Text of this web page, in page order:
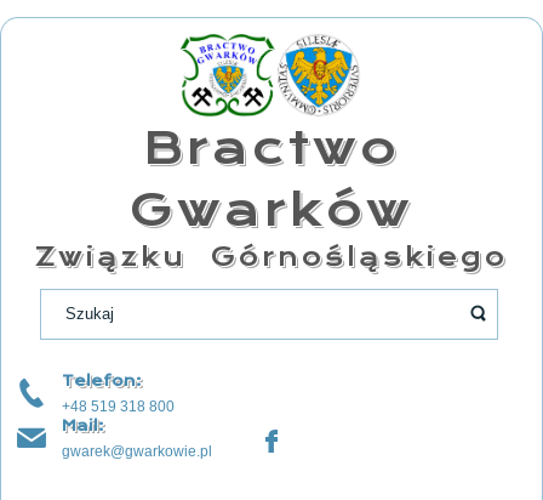
Bractwo
Gwarków
Związku Górnośląskiego
Telefon:
+48 519 318 800
Mail:
gwarek@gwarkowie.pl